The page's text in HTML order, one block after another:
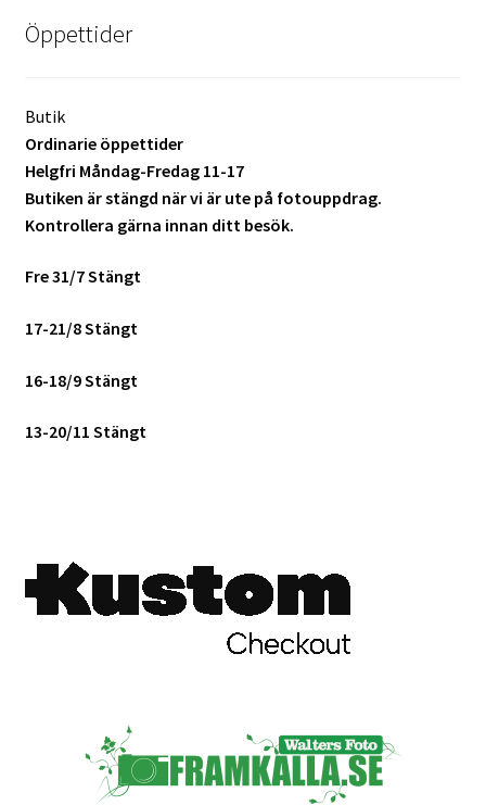
Arkivering
Fyndhörnan
Luppar & Förstoringsglas
Skrivare & Tillbehör
Skanner
Bildtjänster
Framkallning – Analogt
Öppettider
Butik
Ordinarie öppettider
Helgfri Måndag-Fredag 11-17
Butiken är stängd när vi är ute på fotouppdrag.
Kontrollera gärna innan ditt besök.
Fre 31/7 Stängt
17-21/8 Stängt
16-18/9 Stängt
13-20/11 Stängt